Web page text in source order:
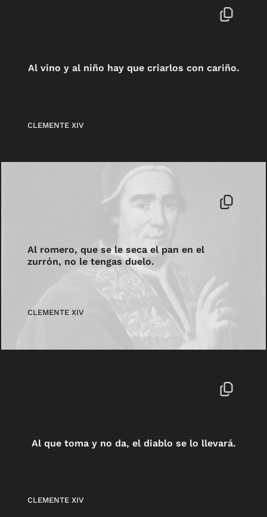
Al vino y al niño hay que criarlos con cariño.
CLEMENTE XIV
Al romero, que se le seca el pan en el
zurrón, no le tengas duelo.
CLEMENTE XIV
Al que toma y no da, el diablo se lo llevará.
CLEMENTE XIV